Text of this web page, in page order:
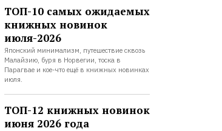
ТОП-10 самых ожидаемых
книжных новинок
июля-2026
Японский минимализм, путешествие сквозь
Малайзию, буря в Норвегии, тоска в
Парагвае и кое-что ещё в книжных новинках
июля.
ТОП-12 книжных новинок
июня 2026 года